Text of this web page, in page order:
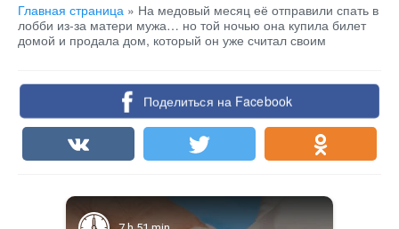
Главная страница » На медовый месяц её отправили спать в
лобби из-за матери мужа… но той ночью она купила билет
домой и продала дом, который он уже считал своим
Поделиться на Facebook